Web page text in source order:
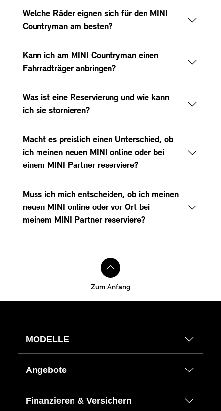
Welche Räder eignen sich für den MINI
Countryman am besten?
Kann ich am MINI Countryman einen
Fahrradträger anbringen?
Was ist eine Reservierung und wie kann
ich sie stornieren?
Macht es preislich einen Unterschied, ob
ich meinen neuen MINI online oder bei
einem MINI Partner reserviere?
Muss ich mich entscheiden, ob ich meinen
neuen MINI online oder vor Ort bei
meinem MINI Partner reserviere?
Zum Anfang
MODELLE
Angebote
Finanzieren & Versichern